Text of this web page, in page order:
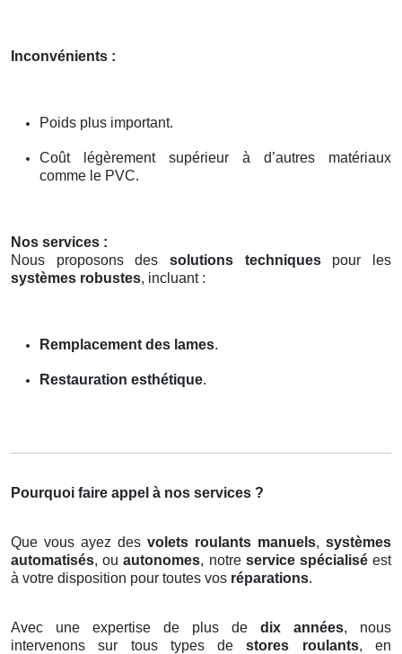
Inconvénients :
Poids plus important.
Coût légèrement supérieur à d’autres matériaux
comme le PVC.
Nos services :
Nous proposons des solutions techniquespour les
systèmes robustes, incluant :
Remplacement des lames.
Restauration esthétique.
Pourquoi faire appel à nos services ?
Que vous ayez des volets roulants manuels, systèmes
automatisés, ouautonomes, notre service spécialiséest
à votre disposition pour toutes vos réparations.
Avec une expertise de plus de dix années, nous
intervenons sur tous types destores roulants, en